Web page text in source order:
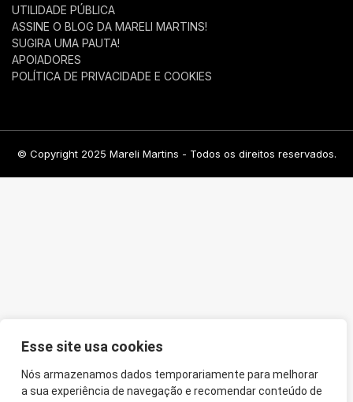
Esse site usa cookies
Nós armazenamos dados temporariamente para melhorar
a sua experiência de navegação e recomendar conteúdo de
UTILIDADE PÚBLICA
ASSINE O BLOG DA MARELI MARTINS!
SUGIRA UMA PAUTA!
APOIADORES
POLÍTICA DE PRIVACIDADE E COOKIES
© Copyright 2025 Mareli Martins - Todos os direitos reservados.